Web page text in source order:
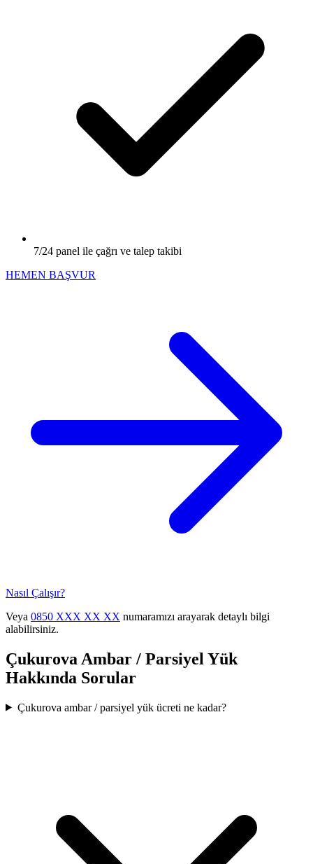
7/24 panel ile çağrı ve talep takibi
HEMEN BAŞVUR
Nasıl Çalışır?
Veya 0850 XXX XX XX numaramızı arayarak detaylı bilgi
alabilirsiniz.
Çukurova Ambar / Parsiyel Yük
Hakkında Sorular
Çukurova ambar / parsiyel yük ücreti ne kadar?